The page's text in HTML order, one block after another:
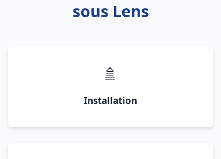
sous Lens
🚿
Installation